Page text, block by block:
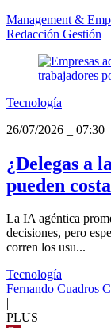
Management &
Redacción Gestión
Tecnología
26/07/2026
07:30
¿Delegas a
pueden
La IA agéntica
decisiones, pero
corren los usu...
Tecnología
Fernando Cuadros
|
PLUS